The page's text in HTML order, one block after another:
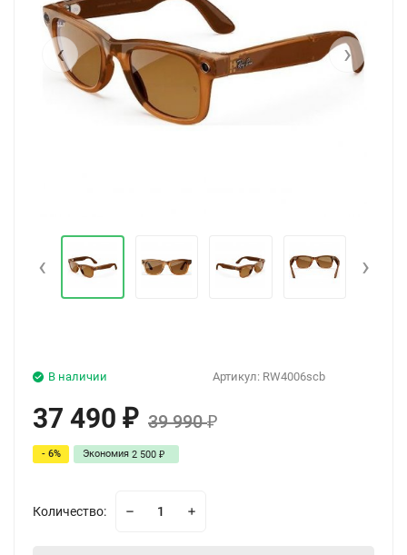
‹ ›
‹ ›
Артикул: RW4006scb
В наличии
37 490 ₽ 39 990₽
- 6% Экономия 2 500 ₽
Количество: